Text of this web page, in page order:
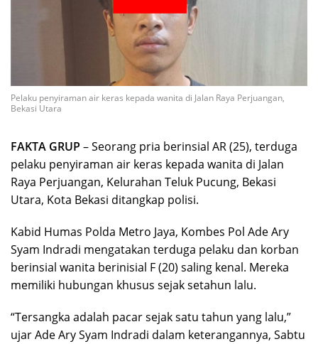
Pelaku penyiraman air keras kepada wanita di Jalan Raya Perjuangan,
Bekasi Utara
FAKTA GRUP – Seorang pria berinsial AR (25), terduga
pelaku penyiraman air keras kepada wanita di Jalan
Raya Perjuangan, Kelurahan Teluk Pucung, Bekasi
Utara, Kota Bekasi ditangkap polisi.
Kabid Humas Polda Metro Jaya, Kombes Pol Ade Ary
Syam Indradi mengatakan terduga pelaku dan korban
berinsial wanita berinisial F (20) saling kenal. Mereka
memiliki hubungan khusus sejak setahun lalu.
“Tersangka adalah pacar sejak satu tahun yang lalu,”
ujar Ade Ary Syam Indradi dalam keterangannya, Sabtu